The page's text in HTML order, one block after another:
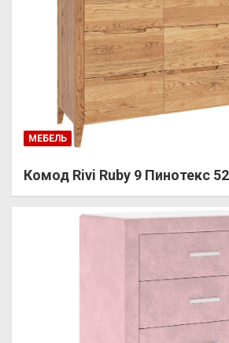
МЕБЕЛЬ
Комод Rivi Ruby 9 Пинотекс